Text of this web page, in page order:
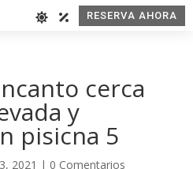
RESERVA AHORA
cerca
y
pisicna 5
2021 | 0 Comentarios